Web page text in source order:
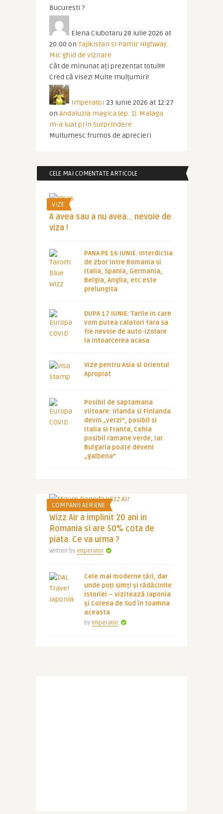
Bucuresti ?
Elena Ciubotaru 28 iulie 2026 at
20:00 on Tajikistan si Pamir Highway.
Mic ghid de vizitare
Cât de minunat ați prezentat totul!!!!
Cred că visez! Multe mulțumiri!
Imperator23 iunie 2026 at 12:27
on Andaluzia magica (ep. 1). Malaga
m-a luat prin surprindere
Multumesc frumos de aprecieri
CELE MAI COMENTATE ARTICOLE
VIZE
A avea sau a nu avea… nevoie de
viza !
PANA PE 16 IUNIE. Interdictia
de zbor intre Romania si
Italia, Spania, Germania,
Belgia, Anglia, etc este
prelungita
DUPA 17 IUNIE: Tarile in care
vom putea calatori fara sa
fie nevoie de auto-izolare
la intoarcerea acasa
Vize pentru Asia si Orientul
Apropiat
Posibil de saptamana
viitoare: Irlanda si Finlanda
devin „verzi”, posibil si
Italia si Franta, Cehia
posibil ramane verde, iar
Bulgaria poate deveni
„galbena”
COMPANII AERIENE
Wizz Air a implinit 20 ani in
Romania si are 50% cota de
piata. Ce va urma ?
Written by Imperator
Cele mai moderne țări, dar
unde poți simți și rădăcinile
istoriei – vizitează Japonia
și Coreea de Sud în toamna
aceasta
by Imperator